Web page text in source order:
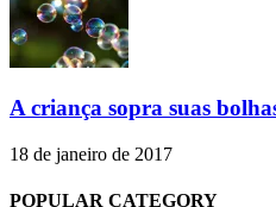
A criança sopra suas
18 de janeiro de 2017
POPULAR CATEGORY